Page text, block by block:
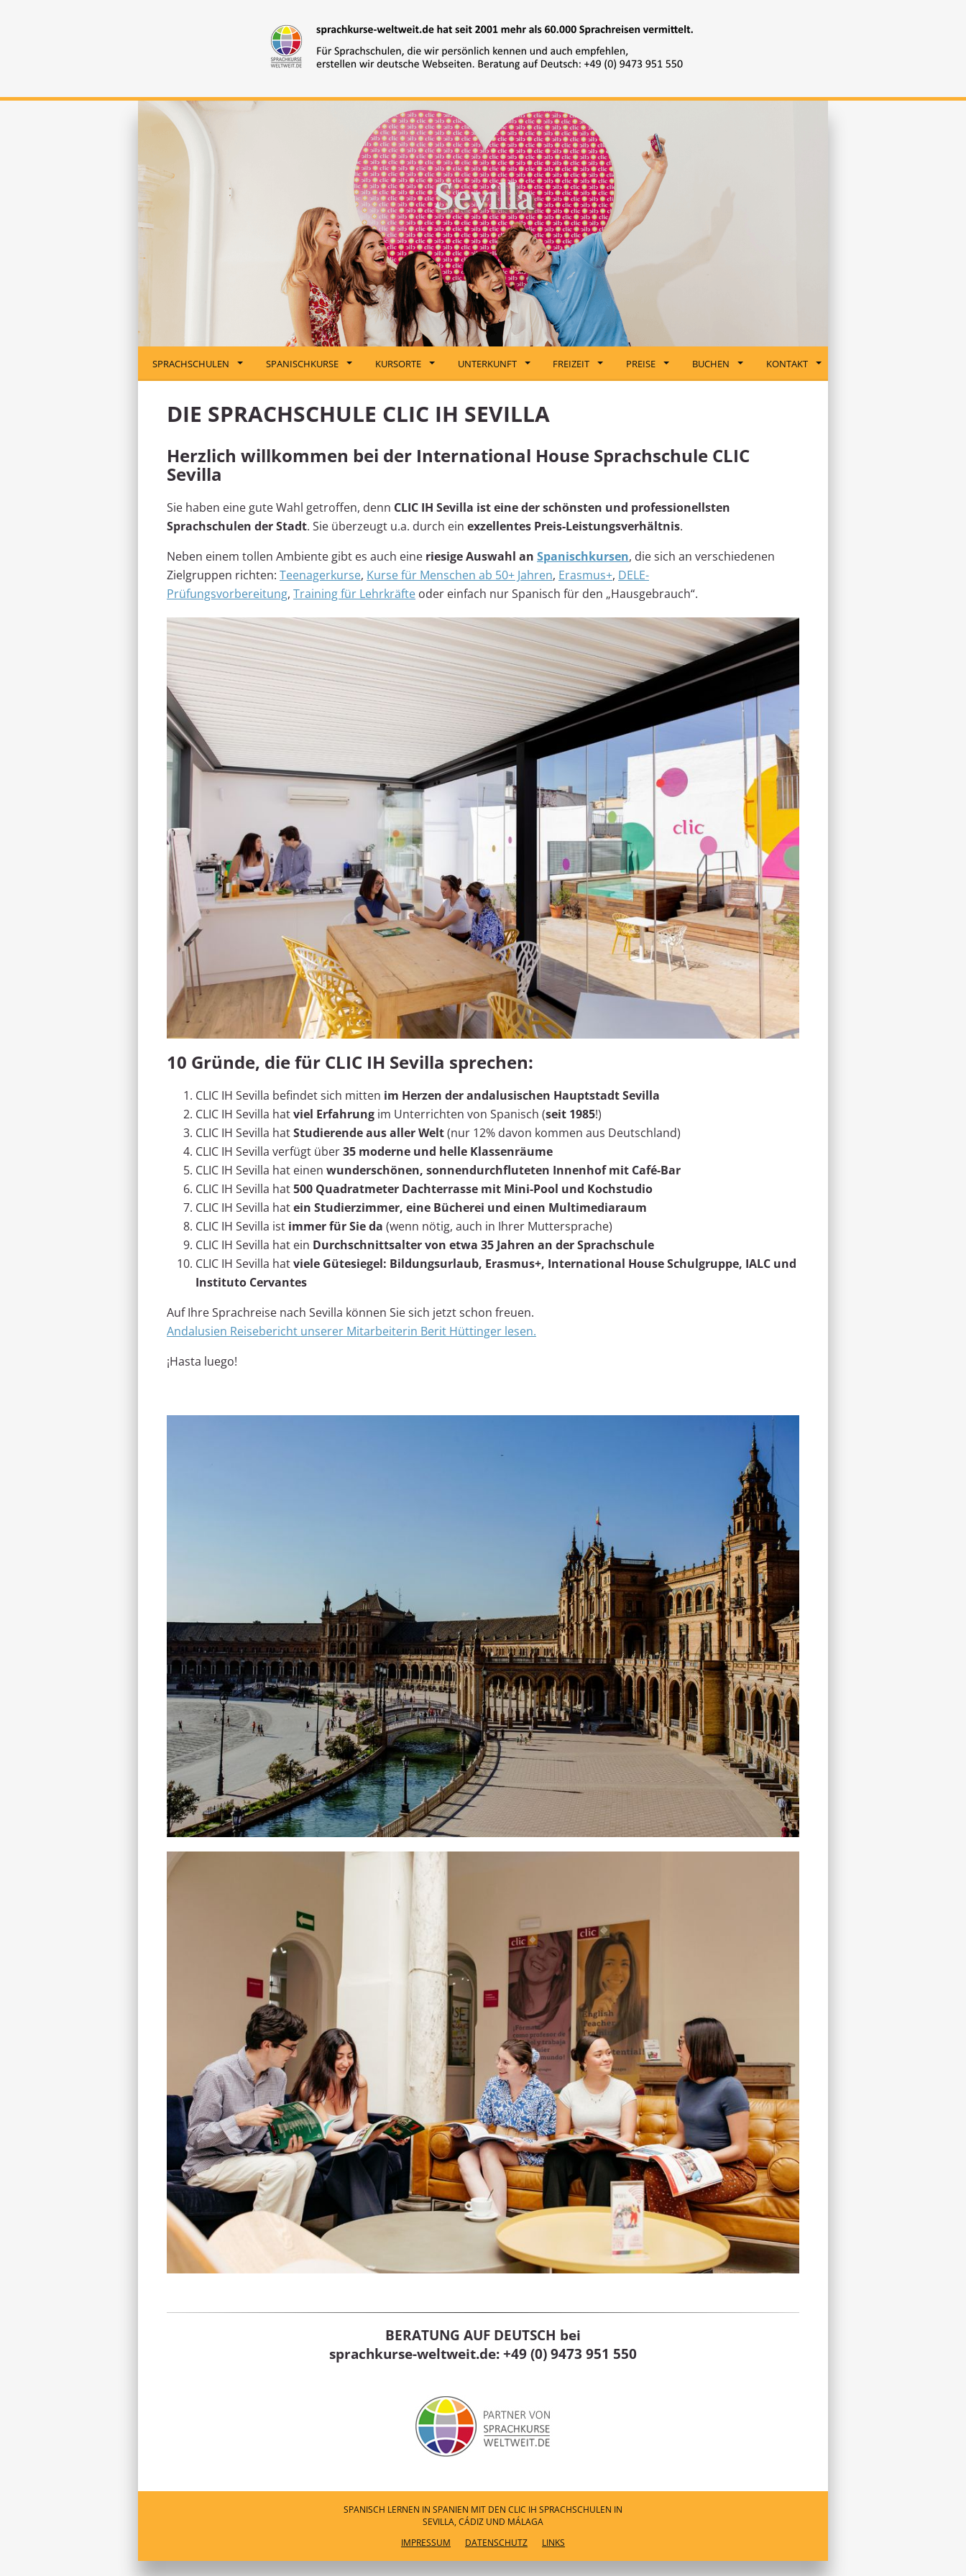
SPRACHSCHULEN SPANISCHKURSE KURSORTE UNTERKUNFT FREIZEIT PREISE BUCHEN KONTAKT
DIE SPRACHSCHULE CLIC IH SEVILLA
Herzlich willkommen bei der International House Sprachschule CLIC
Sevilla
Sie haben eine gute Wahl getroffen, denn CLIC IH Sevilla ist eine der schönsten und professionellsten
Sprachschulen der Stadt. Sie überzeugt u.a. durch ein exzellentes Preis-Leistungsverhältnis.
Neben einem tollen Ambiente gibt es auch eine riesige Auswahl an Spanischkursen, die sich an verschiedenen
Zielgruppen richten: Teenagerkurse, Kurse für Menschen ab 50+ Jahren, Erasmus+, DELE-
Prüfungsvorbereitung, Training für Lehrkräfte oder einfach nur Spanisch für den „Hausgebrauch“.
10 Gründe, die für CLIC IH Sevilla sprechen:
CLIC IH Sevilla befindet sich mitten im Herzen der andalusischen Hauptstadt Sevilla
CLIC IH Sevilla hatviel Erfahrung im Unterrichten von Spanisch (seit 1985!)
CLIC IH Sevilla hatStudierende aus aller Welt(nur 12% davon kommen aus Deutschland)
CLIC IH Sevilla verfügt über35 moderne und helle Klassenräume
CLIC IH Sevilla hat einen wunderschönen, sonnendurchfluteten Innenhof mit Café-Bar
CLIC IH Sevilla hat500 Quadratmeter Dachterrasse mit Mini-Pool und Kochstudio
CLIC IH Sevilla hatein Studierzimmer, eine Bücherei und einen Multimediaraum
CLIC IH Sevilla ist immer für Sie da (wenn nötig, auch in Ihrer Muttersprache)
CLIC IH Sevilla hat ein Durchschnittsalter von etwa 35 Jahren an der Sprachschule
CLIC IH Sevilla hatviele Gütesiegel: Bildungsurlaub, Erasmus+, International House Schulgruppe, IALC und
Instituto Cervantes
Auf Ihre Sprachreise nach Sevilla können Sie sich jetzt schon freuen.
Andalusien Reisebericht unserer Mitarbeiterin Berit Hüttinger lesen.
¡Hasta luego!
BERATUNG AUF DEUTSCH bei
sprachkurse-weltweit.de: +49 (0) 9473 951 550
SPANISCH LERNEN IN SPANIEN MIT DEN CLIC IH SPRACHSCHULEN IN
SEVILLA, CÁDIZ UND MÁLAGA
IMPRESSUM
DATENSCHUTZ LINKS